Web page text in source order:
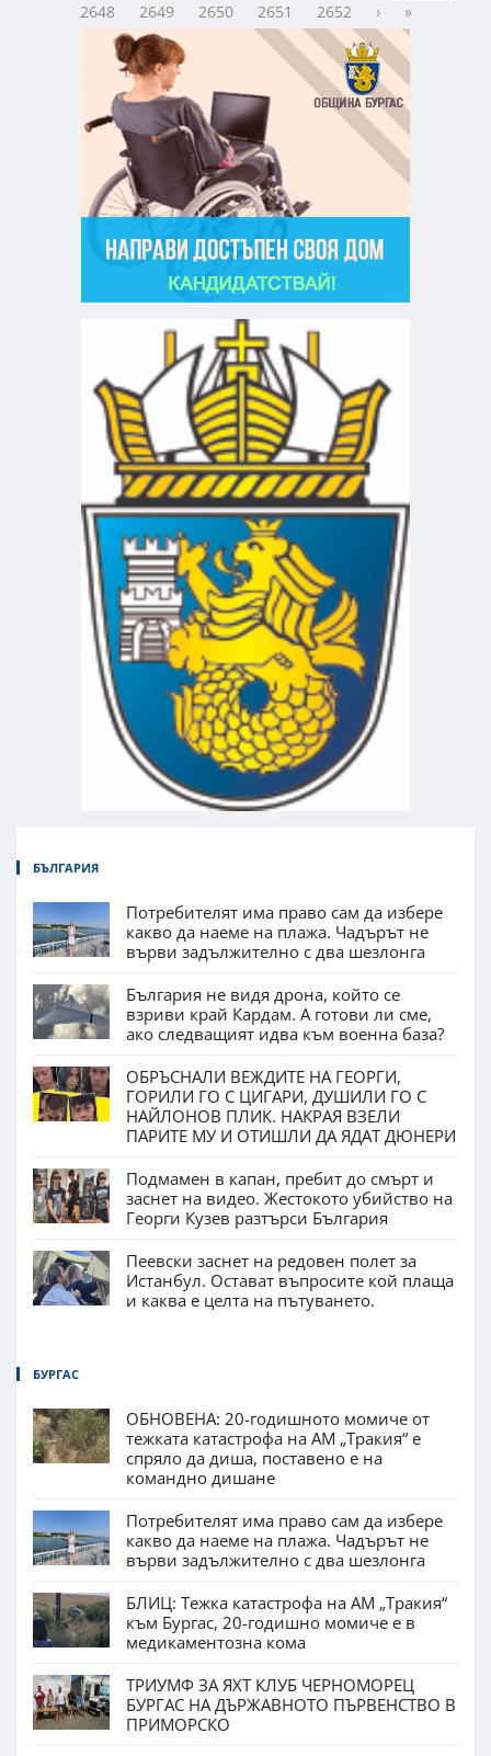
2648
2649 2650 2651 2652 › »
БЪЛГАРИЯ
Потребителят има право сам да избере
какво да наеме на плажа. Чадърът не
върви задължително с два шезлонга
България не видя дрона, който се
взриви край Кардам. А готови ли сме,
ако следващият идва към военна база?
ОБРЪСНАЛИ ВЕЖДИТЕ НА ГЕОРГИ,
ГОРИЛИ ГО С ЦИГАРИ, ДУШИЛИ ГО С
НАЙЛОНОВ ПЛИК. НАКРАЯ ВЗЕЛИ
ПАРИТЕ МУ И ОТИШЛИ ДА ЯДАТ ДЮНЕРИ
Подмамен в капан, пребит до смърт и
заснет на видео. Жестокото убийство на
Георги Кузев разтърси България
Пеевски заснет на редовен полет за
Истанбул. Остават въпросите кой плаща
и каква е целта на пътуването.
БУРГАС
ОБНОВЕНА: 20-годишното момиче от
тежката катастрофа на АМ „Тракия“ е
спряло да диша, поставено е на
командно дишане
Потребителят има право сам да избере
какво да наеме на плажа. Чадърът не
върви задължително с два шезлонга
БЛИЦ: Тежка катастрофа на АМ „Тракия“
към Бургас, 20-годишно момиче е в
медикаментозна кома
ТРИУМФ ЗА ЯХТ КЛУБ ЧЕРНОМОРЕЦ
БУРГАС НА ДЪРЖАВНОТО ПЪРВЕНСТВО В
ПРИМОРСКО